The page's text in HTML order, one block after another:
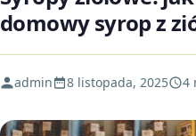
domowy syrop z
admin 8 listopada, 2025 4